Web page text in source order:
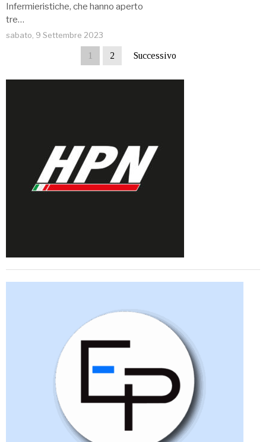
Infermieristiche, che hanno aperto
tre…
sabato, 9 Settembre 2023
1 2 Successivo